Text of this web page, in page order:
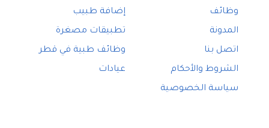
وظائف
المدونة
اتصل بنا
الشروط والأحكام
سياسة الخصوصية
إضافة طبيب
تطبيقات مصغرة
وظائف طبية في قطر
عيادات